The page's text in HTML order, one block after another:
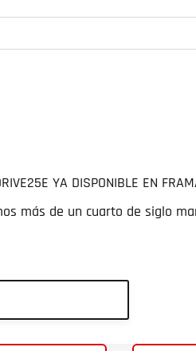
YA DISPONIBLE EN
más de un cuarto de siglo